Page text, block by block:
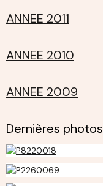
ANNEE 2011
ANNEE 2010
ANNEE 2009
Dernières photos